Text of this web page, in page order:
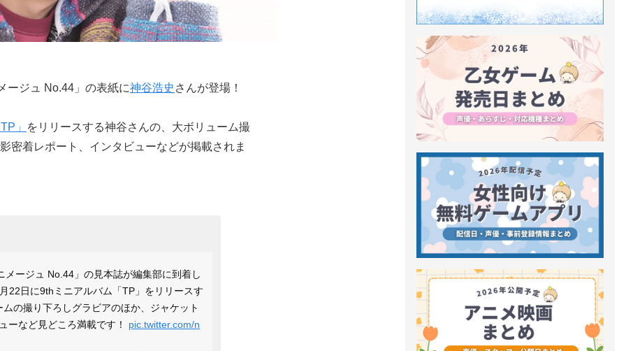
ージュ No.44」の表紙に神谷浩史 さんが登場！
」
をリリースする神谷さんの、大ボリューム撮
密着レポート、インタビューなどが掲載されま
メージュ No.44」の見本誌が編集部に到着し
22日に9thミニアルバム「TP」をリリースす
の撮り下ろしグラビアのほか、ジャケット
ーなど見どころ満載です！ pic.twitter.com/n